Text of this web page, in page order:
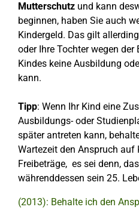
Mutterschutz und kann
beginnen, haben Sie auch
Kindergeld. Das gilt
oder Ihre Tochter wegen der
Kindes keine Ausbildung
kann.
Tipp: Wenn Ihr Kind eine
Ausbildungs- oder
später antreten kann,
Wartezeit den Anspruch auf
Freibeträge, es sei denn,
währenddessen sein 25.
(2013): Behalte ich den